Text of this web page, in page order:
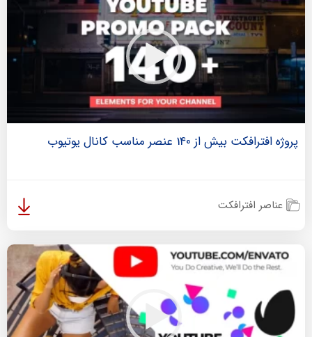
پروژه افترافکت بیش از 140 عنصر مناسب کانال یوتیوب
عناصر افترافکت